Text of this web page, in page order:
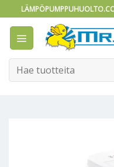
to
content
Etsi: